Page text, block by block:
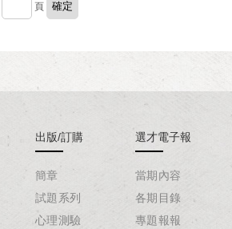
頁
出版/訂購
簡章
試題系列
心理測驗
選才電子報
當期內容
各期目錄
專題報報